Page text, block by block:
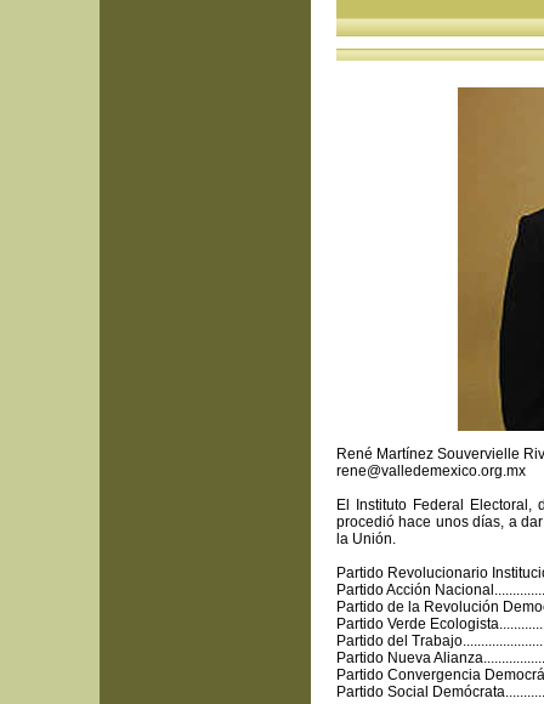
René Martínez Souvervielle
rene@valledemexico.org.mx
El Instituto Federal
procedió hace unos días, a
la Unión.
Partido Revolucionario
Partido Acción
Partido de la Revolución
Partido Verde
Partido del
Partido Nueva
Partido Convergencia
Partido Social